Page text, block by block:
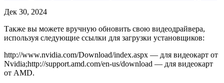
Дек 30, 2024
Также вы можете вручную обновить свою видеодрайвера,
используя следующие ссылки для загрузки установщиков:
http://www.nvidia.com/Download/index.aspx — для видеокарт от
Nvidia;http://support.amd.com/en-us/download — для видеокарт
от AMD.